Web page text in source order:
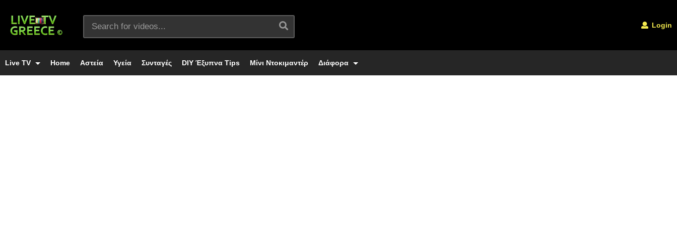
Login
Live TV Home Αστεία Υγεία Συνταγές DIY Έξυπνα Tips Μίνι Ντοκιμαντέρ Διάφορα